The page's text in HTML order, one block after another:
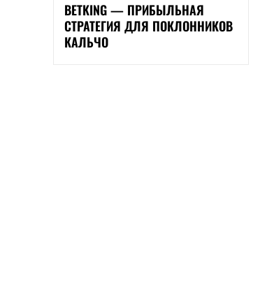
BETKING — ПРИБЫЛЬНАЯ
СТРАТЕГИЯ ДЛЯ ПОКЛОННИКОВ
КАЛЬЧО